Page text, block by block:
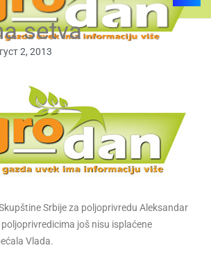
setva
2, 2013
Srbije za poljoprivredu Aleksandar
još nisu isplaćene
Vlada.